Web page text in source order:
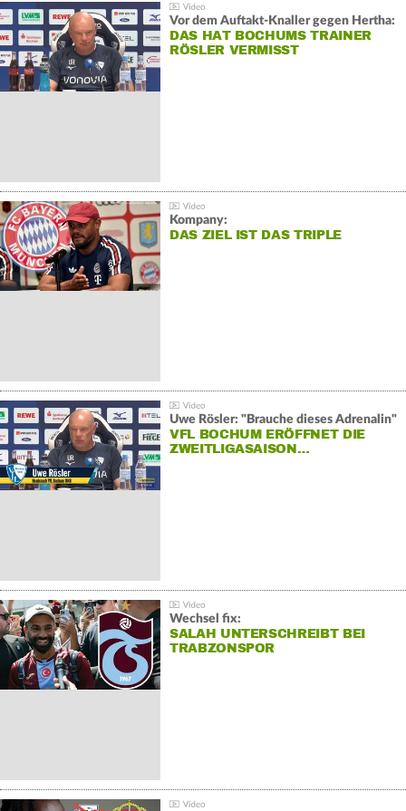
Vor dem Auftakt-Knaller gegen Hertha:
DAS HAT BOCHUMS TRAINER
RÖSLER VERMISST
Kompany:
DAS ZIEL IST DAS TRIPLE
Uwe Rösler: "Brauche dieses Adrenalin"
VFL BOCHUM ERÖFFNET DIE
ZWEITLIGASAISON…
Wechsel fix:
SALAH UNTERSCHREIBT BEI
TRABZONSPOR